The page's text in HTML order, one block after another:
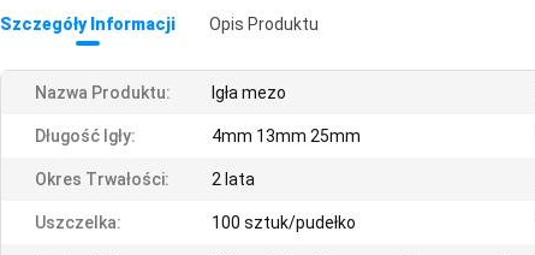
Szczegóły Informacji Opis Produktu
Nazwa Produktu: Igła mezo
Długość Igły: 4mm 13mm 25mm
Okres Trwałości: 2 lata
Uszczelka: 100 sztuk/pudełko